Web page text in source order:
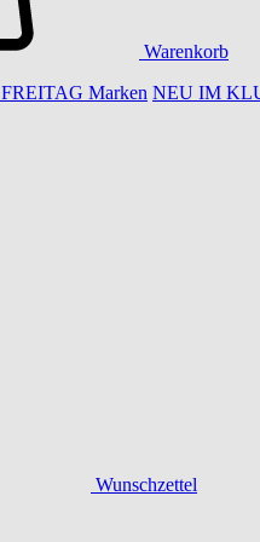
Warenkorb
FREITAG Marken NEU IM
Wunschzettel